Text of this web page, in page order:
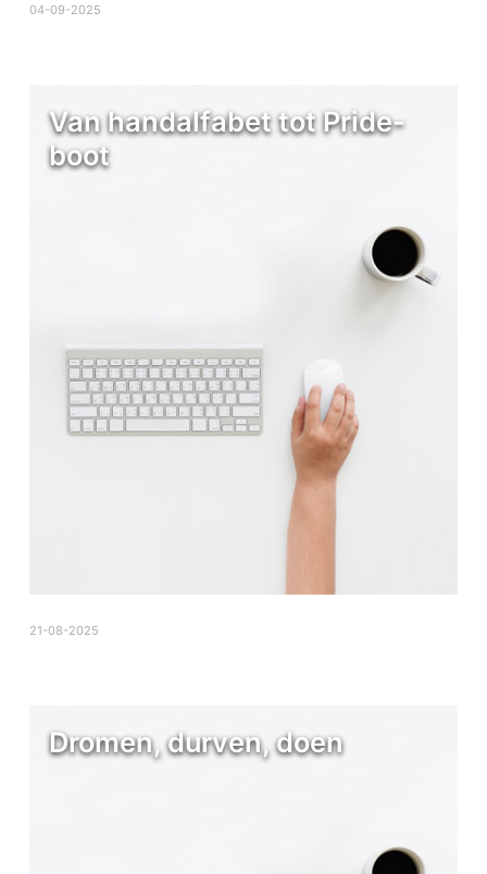
04-09-2025
Van handalfabet tot Pride-
boot
21-08-2025
Dromen, durven, doen